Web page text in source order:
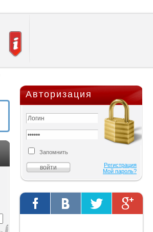
Авторизация
Запомнить
Регистрация
Мой пароль?